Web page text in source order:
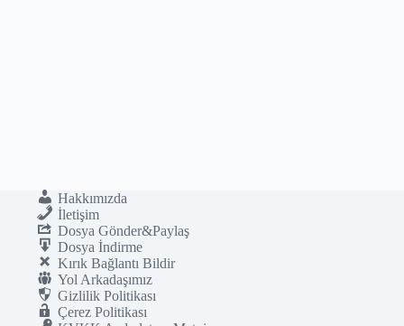
Hakkımızda
İletişim
Dosya Gönder&Paylaş
Dosya İndirme
Kırık Bağlantı Bildir
Yol Arkadaşımız
Gizlilik Politikası
Çerez Politikası